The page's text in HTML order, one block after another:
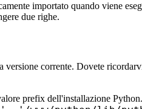
importato quando viene
due righe.
versione corrente. Dovete
prefix dell'installazione